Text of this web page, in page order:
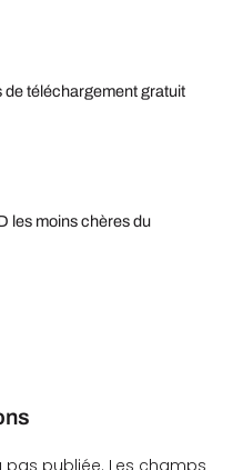
de téléchargement gratuit
les moins chères du
pas publiée. Les champs